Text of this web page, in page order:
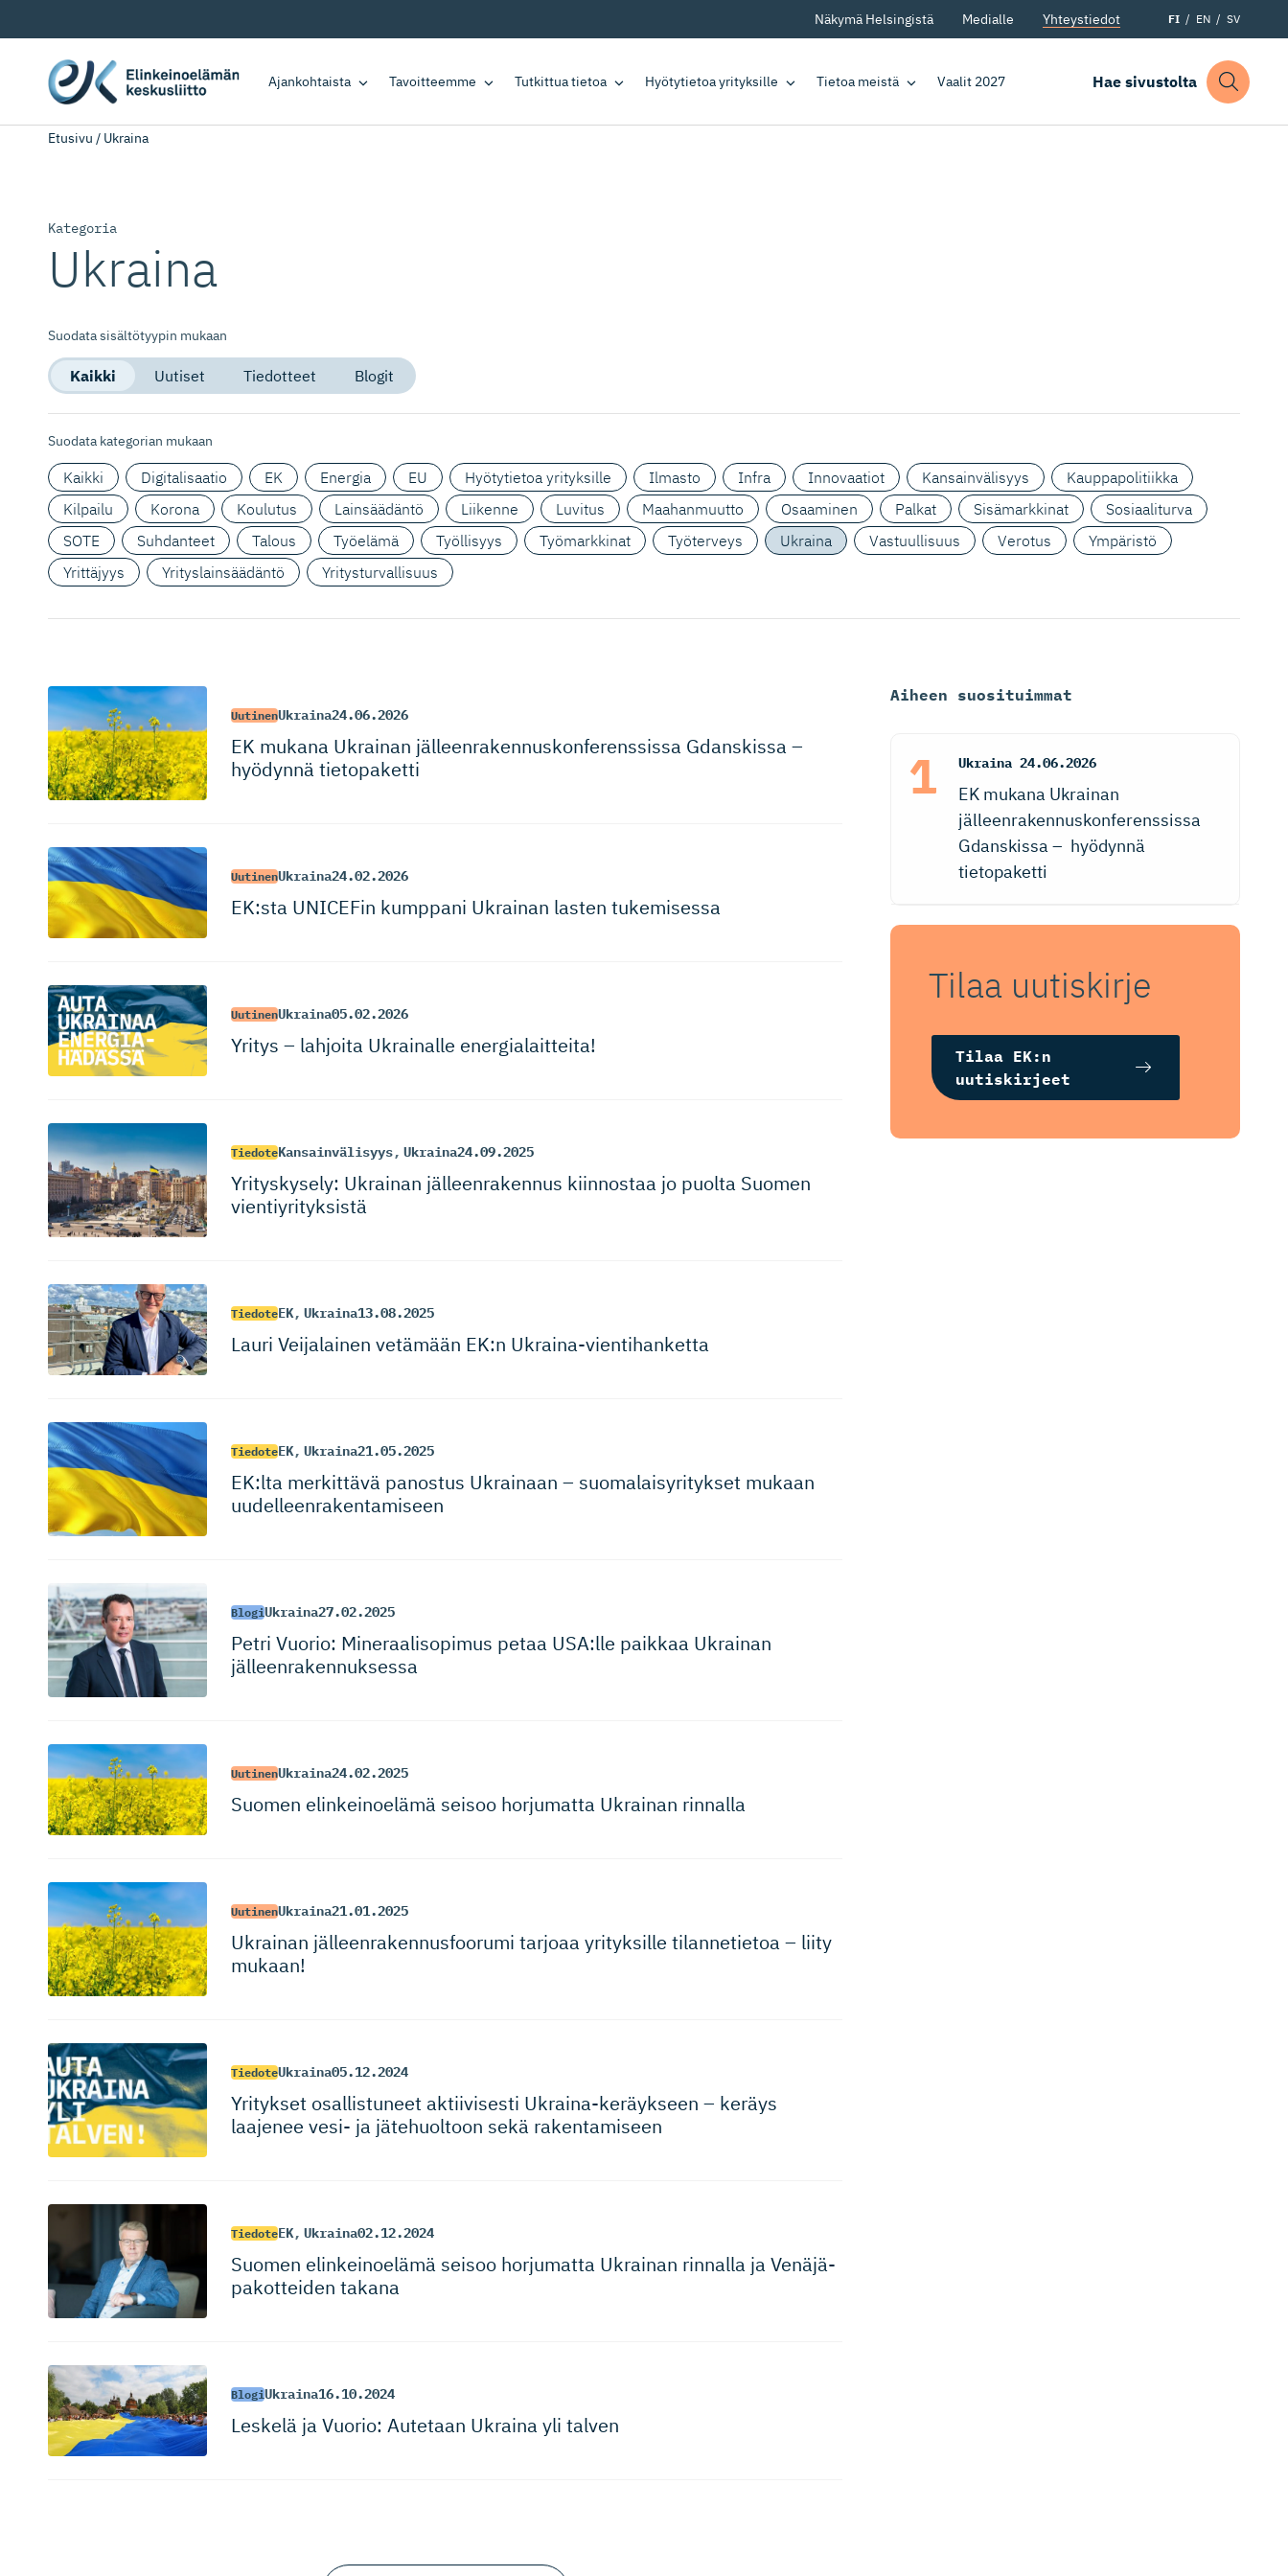
Näkymä Helsingistä Medialle Yhteystiedot FI EN SV
Ajankohtaista Tavoitteemme Tutkittua tietoa Hyötytietoa yrityksille Tietoa meistä Vaalit 2027 Hae sivustolta
Etusivu / Ukraina
Kategoria
Ukraina
Suodata sisältötyypin mukaan
Kaikki Uutiset Tiedotteet Blogit
Suodata kategorian mukaan
Kaikki Digitalisaatio EK Energia EU Hyötytietoa yrityksille Ilmasto Infra Innovaatiot Kansainvälisyys
Kauppapolitiikka
Kilpailu
Korona Koulutus Lainsäädäntö Liikenne Luvitus Maahanmuutto Osaaminen Palkat Sisämarkkinat
Sosiaaliturva
SOTE
Suhdanteet Talous Työelämä Työllisyys Työmarkkinat Työterveys Ukraina Vastuullisuus Verotus
Ympäristö
Yrittäjyys
Yrityslainsäädäntö Yritysturvallisuus
UutinenUkraina24.06.2026
EK mukana Ukrainan jälleenra­ken­nus­kon­fe­renssissa Gdanskissa –
hyödynnä tietopaketti
UutinenUkraina24.02.2026
EK:sta UNICEFin kumppani Ukrainan lasten tukemisessa
UutinenUkraina05.02.2026
Yritys – lahjoita Ukrainalle energialaitteita!
TiedoteKansainvälisyys, Ukraina24.09.2025
Yrityskysely: Ukrainan jälleenra­kennus kiinnostaa jo puolta Suomen
vientiyri­tyksistä
TiedoteEK, Ukraina13.08.2025
Lauri Veijalainen vetämään EK:n Ukraina-vien­ti­hanketta
TiedoteEK, Ukraina21.05.2025
EK:lta merkittävä panostus Ukrainaan – suomalaisy­ri­tykset mukaan
uudelleen­ra­ken­tamiseen
BlogiUkraina27.02.2025
Petri Vuorio: Mineraali­sopimus petaa USA:lle paikkaa Ukrainan
jälleenra­ken­nuksessa
UutinenUkraina24.02.2025
Suomen elinkeinoelämä seisoo horjumatta Ukrainan rinnalla
UutinenUkraina21.01.2025
Ukrainan jälleenra­ken­nus­foorumi tarjoaa yrityksille tilannetietoa – liity
mukaan!
TiedoteUkraina05.12.2024
Yritykset osallistuneet aktiivisesti Ukraina-ke­räykseen – keräys
laajenee vesi- ja jätehuoltoon sekä rakentamiseen
TiedoteEK, Ukraina02.12.2024
Suomen elinkeinoelämä seisoo horjumatta Ukrainan rinnalla ja Venäjä-
pa­kot­teiden takana
BlogiUkraina16.10.2024
Leskelä ja Vuorio: Autetaan Ukraina yli talven
Aiheen suosituimmat
Ukraina 24.06.2026
EK mukana Ukrainan
jälleenrakennuskonferenssissa
Gdanskissa – hyödynnä
tietopaketti
Tilaa uutiskirje
Tilaa EK:n
uutiskirjeet